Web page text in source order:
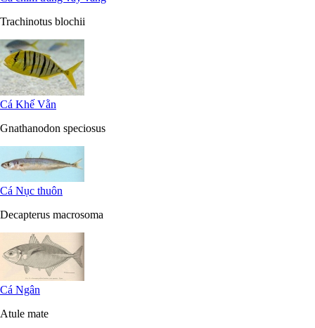
Trachinotus blochii
Cá Khế Vằn
Gnathanodon speciosus
Cá Nục thuôn
Decapterus macrosoma
Cá Ngân
Atule mate